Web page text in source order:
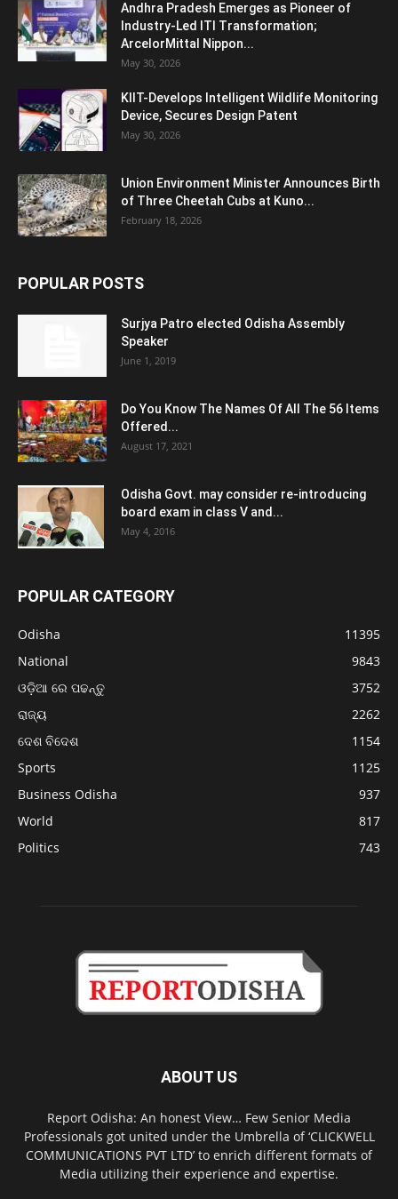
Andhra Pradesh Emerges as Pioneer of
Industry-Led ITI Transformation;
ArcelorMittal Nippon...
May 30, 2026
KIIT-Develops Intelligent Wildlife Monitoring
Device, Secures Design Patent
May 30, 2026
Union Environment Minister Announces Birth
of Three Cheetah Cubs at Kuno...
February 18, 2026
POPULAR POSTS
Surjya Patro elected Odisha Assembly
Speaker
June 1, 2019
Do You Know The Names Of All The 56 Items
Offered...
August 17, 2021
Odisha Govt. may consider re-introducing
board exam in class V and...
May 4, 2016
POPULAR CATEGORY
Odisha
11395
National
9843
ଓଡ଼ିଆ ରେ ପଢନ୍ତୁ
3752
ରାଜ୍ୟ
2262
ଦେଶ ବିଦେଶ
1154
Sports
1125
Business Odisha
937
World
817
Politics
743
ABOUT US
Report Odisha: An honest View… Few Senior Media
Professionals got united under the Umbrella of ‘CLICKWELL
COMMUNICATIONS PVT LTD’ to enrich different formats of
Media utilizing their experience and expertise.